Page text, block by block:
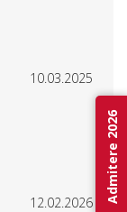
10.03.2025
12.02.2026 Admitere 2026